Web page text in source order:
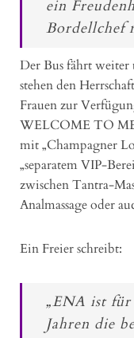
ein
Bordellchef
Der Bus fährt
stehen den
Frauen zur
WELCOME TO
mit „Champagner
„separatem VIP-
zwischen Tantra-
Analmassage oder
Ein Freier schreibt:
„ENA ist für
Jahren die